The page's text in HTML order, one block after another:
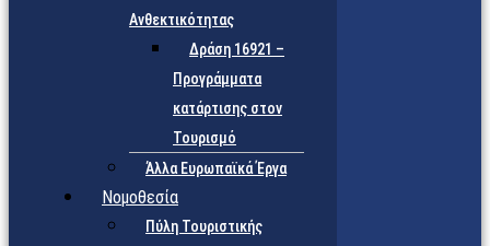
Ανθεκτικότητας
Δράση 16921 –
Προγράμματα
κατάρτισης στον
Τουρισμό
Άλλα Ευρωπαϊκά Έργα
Νομοθεσία
Πύλη Τουριστικής